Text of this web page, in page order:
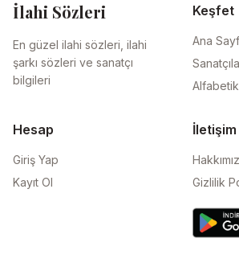
İlahi Sözleri
En güzel ilahi sözleri, ilahi
şarkı sözleri ve sanatçı
bilgileri
Keşfet
Ana
Hesap
Giriş Yap
Kayıt Ol
İletişim
Gizlilik